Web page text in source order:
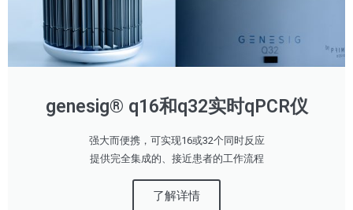
genesig® q16和q32实时qPCR仪
强大而便携，可实现16或32个同时反应
提供完全集成的、接近患者的工作流程
了解详情